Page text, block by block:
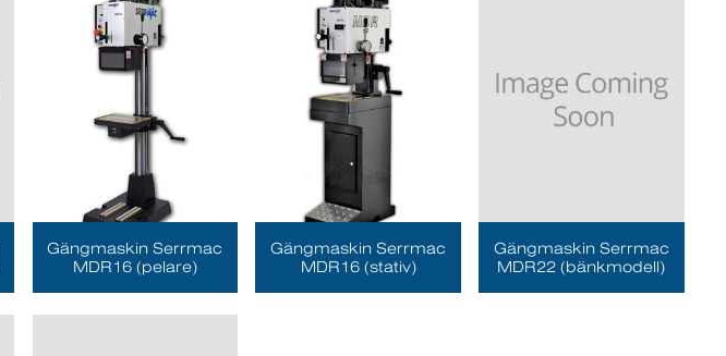
Gängmaskin Serrmac
MDR16 (pelare)
Gängmaskin Serrmac
MDR16 (stativ)
Gängmaskin Serrmac
MDR22 (bänkmodell)